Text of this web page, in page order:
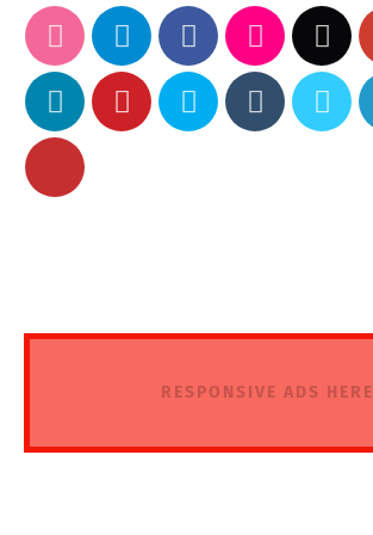
RESPONSIVE ADS HERE